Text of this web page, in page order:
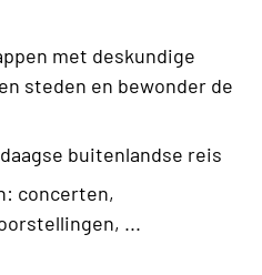
met deskundige
steden en bewonder de
buitenlandse reis
concerten,
...